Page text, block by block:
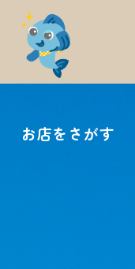
お店をさがす